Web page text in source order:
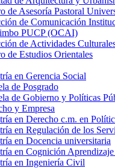
de Asesoría Pastoral
de Comunicación
PUCP (OCAI)
de Actividades
de Estudios Orientales
en Gerencia Social
de Posgrado
de Gobierno y Políticas
y Empresa
en Derecho c.m. en
en Regulación de los
en Docencia universitaria
en Cognición
en Ingeniería Civil